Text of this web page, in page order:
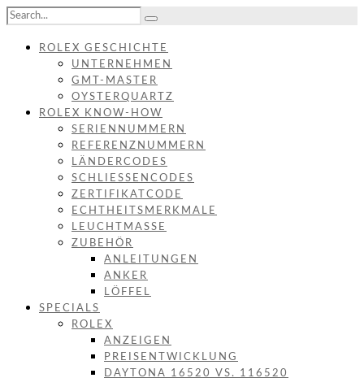
ROLEX GESCHICHTE
UNTERNEHMEN
GMT-MASTER
OYSTERQUARTZ
ROLEX KNOW-HOW
SERIENNUMMERN
REFERENZNUMMERN
LÄNDERCODES
SCHLIESSENCODES
ZERTIFIKATCODE
ECHTHEITSMERKMALE
LEUCHTMASSE
ZUBEHÖR
ANLEITUNGEN
ANKER
LÖFFEL
SPECIALS
ROLEX
ANZEIGEN
PREISENTWICKLUNG
DAYTONA 16520 VS. 116520